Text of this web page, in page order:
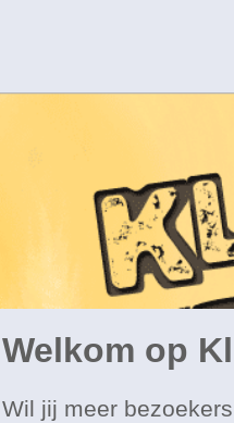
Welkom op
Wil jij meer